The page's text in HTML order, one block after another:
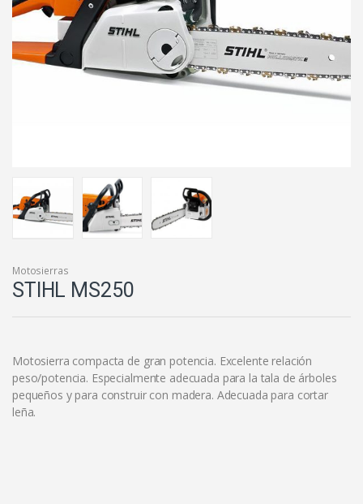
Motosierras
STIHL MS250
Motosierra compacta de gran potencia. Excelente relación
peso/potencia. Especialmente adecuada para la tala de árboles
pequeños y para construir con madera. Adecuada para cortar
leña.